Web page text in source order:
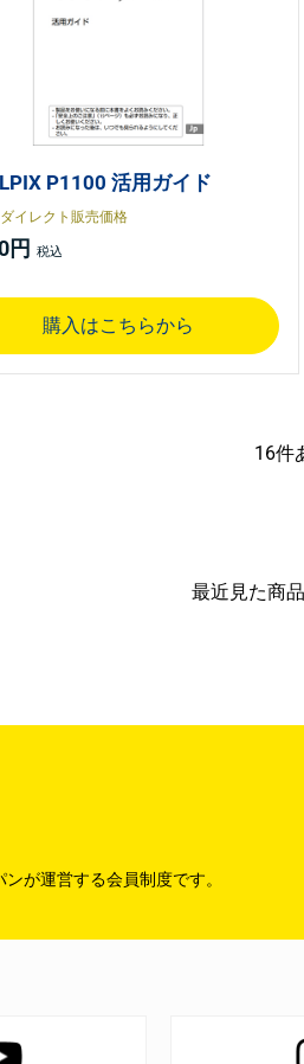
P1100 活用ガイド
イレクト販売価格
円
購入はこちらから
16件
最近見た商
が運営する会員制度です。